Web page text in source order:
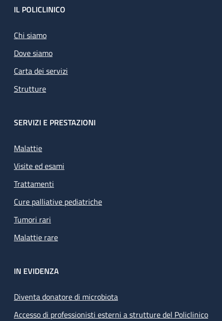
Footer
IL POLICLINICO
Chi siamo
Dove siamo
Carta dei servizi
Strutture
SERVIZI E PRESTAZIONI
Malattie
Visite ed esami
Trattamenti
Cure palliative pediatriche
Tumori rari
Malattie rare
IN EVIDENZA
Diventa donatore di microbiota
Accesso di professionisti esterni a strutture del Policlinico